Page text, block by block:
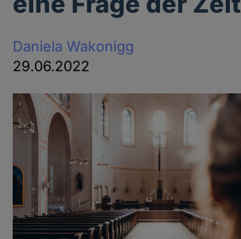
Daniela Wakonigg
29.06.2022